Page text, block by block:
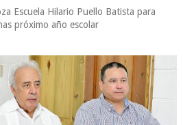
Escuela Hilario Puello Batista para
próximo año escolar